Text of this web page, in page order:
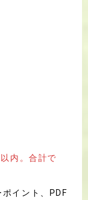
内。合計で
イント、PDF